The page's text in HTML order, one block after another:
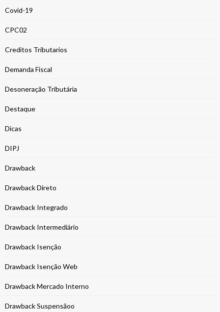
Covid-19
CPC02
Creditos Tributarios
Demanda Fiscal
Desoneração Tributária
Destaque
Dicas
DIPJ
Drawback
Drawback Direto
Drawback Integrado
Drawback Intermediário
Drawback Isenção
Drawback Isenção Web
Drawback Mercado Interno
Drawback Suspensãoo